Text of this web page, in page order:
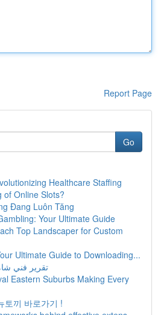
Report Page
Go
Healthcare Staffing
of Online Slots?
Đang Luôn Tăng
Your Ultimate Guide
Top Landscaper for Custom
Ultimate Guide to Downloading...
تقرير فني
Eastern Suburbs Making Every
토끼 바로가기 !